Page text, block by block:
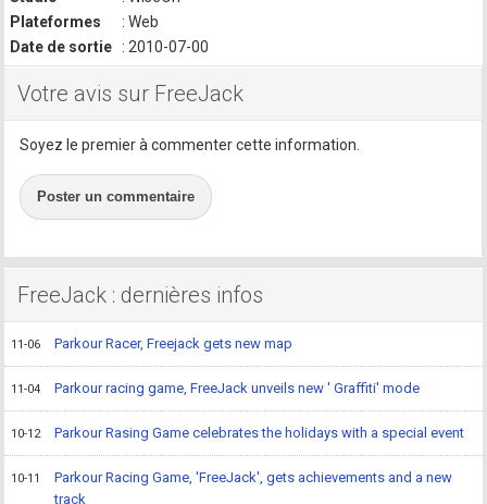
Plateformes
: Web
Date de sortie
: 2010-07-00
Votre avis sur FreeJack
Soyez le premier à commenter cette information.
Poster un commentaire
FreeJack : dernières infos
11-06 Parkour Racer, Freejack gets new map
11-04 Parkour racing game, FreeJack unveils new ' Graffiti' mode
10-12 Parkour Rasing Game celebrates the holidays with a special event
10-11
Parkour Racing Game, 'FreeJack', gets achievements and a new
track